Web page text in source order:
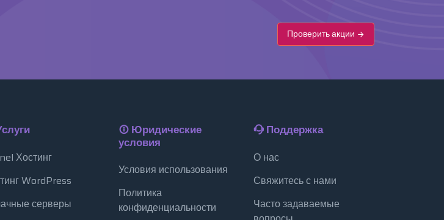
Проверить акции
Хостинг
WordPress
серверы
Юридические
условия
Условия использования
Политика
конфиденциальности
Поддержка
О нас
Свяжитесь с нами
Часто задаваемые